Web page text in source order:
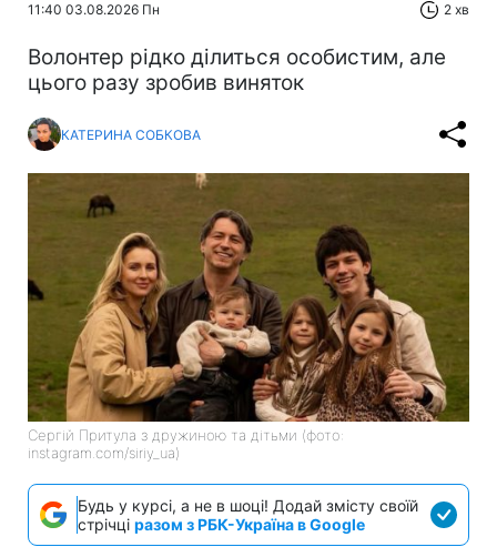
11:40 03.08.2026 Пн 2 хв
Волонтер рідко ділиться особистим, але
цього разу зробив виняток
КАТЕРИНА СОБКОВА
Сергій Притула з дружиною та дітьми (фото:
instagram.com/siriy_ua)
Будь у курсі, а не в шоці! Додай змісту своїй
стрічці разом з РБК-Україна в Google